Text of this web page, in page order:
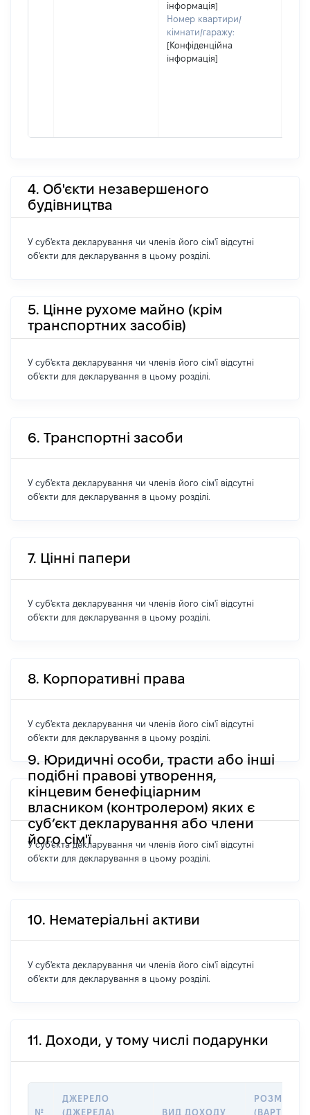
інформація]
Номер квартири/
кімнати/гаражу:
[Конфіденційна
інформація]
4. Об'єкти незавершеного
будівництва
У суб'єкта декларування чи членів його сім'ї відсутні
об'єкти для декларування в цьому розділі.
5. Цінне рухоме майно (крім
транспортних засобів)
У суб'єкта декларування чи членів його сім'ї відсутні
об'єкти для декларування в цьому розділі.
6. Транспортні засоби
У суб'єкта декларування чи членів його сім'ї відсутні
об'єкти для декларування в цьому розділі.
7. Цінні папери
У суб'єкта декларування чи членів його сім'ї відсутні
об'єкти для декларування в цьому розділі.
8. Корпоративні права
У суб'єкта декларування чи членів його сім'ї відсутні
об'єкти для декларування в цьому розділі.
9. Юридичні особи, трасти або інші
подібні правові утворення,
кінцевим бенефіціарним
власником (контролером) яких є
суб’єкт декларування або члени
його сім'ї
У суб'єкта декларування чи членів його сім'ї відсутні
об'єкти для декларування в цьому розділі.
10. Нематеріальні активи
У суб'єкта декларування чи членів його сім'ї відсутні
об'єкти для декларування в цьому розділі.
11. Доходи, у тому числі подарунки
№
ДЖЕРЕЛО
(ДЖЕРЕЛА)
ВИД ДОХОДУ
РОЗМІР
(ВАРТІСТЬ),